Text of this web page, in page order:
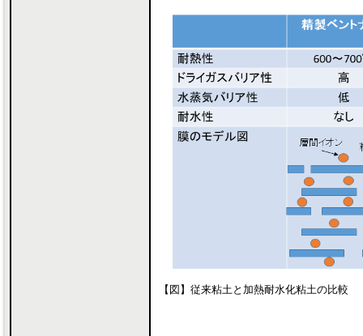
【図】従来粘土と加熱耐水化粘土の比較